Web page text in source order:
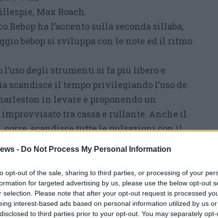
- Do Not Process My Personal Information
opt-out of the sale, sharing to third parties, or processing of your
for targeted advertising by us, please use the below opt-out
selection. Please note that after your opt-out request is processed
interest-based ads based on personal information utilized by us
to third parties prior to your opt-out. You may separately
Max Roach.
Bebop ha l’accento sulla seconda sillaba;
bebop si sviluppa con le note ed il ritmo
l’uso degli strumenti si fa più libero e
scandisce il tempo privilegiando l’uso de
in levare e proponendo un
tra cassa e rullante. Anche il
corre, scandisce tutte le pulsazioni con il
e talvolta altera gli accordi, inserendosi
ben definiti o in assolo. Il pianoforte
, ricorrendo a nuovi voicing e a ritmi
Infine gli strumenti a fiato e la voce
, il tema dando successivamente